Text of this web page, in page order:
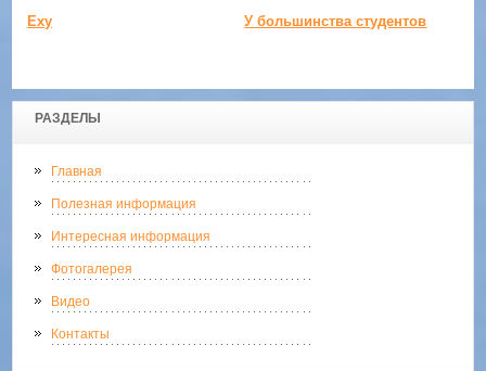
РАЗДЕЛЫ
Главная
Полезная информация
Интересная информация
Фотогалерея
Видео
Контакты
Еху У большинства студентов